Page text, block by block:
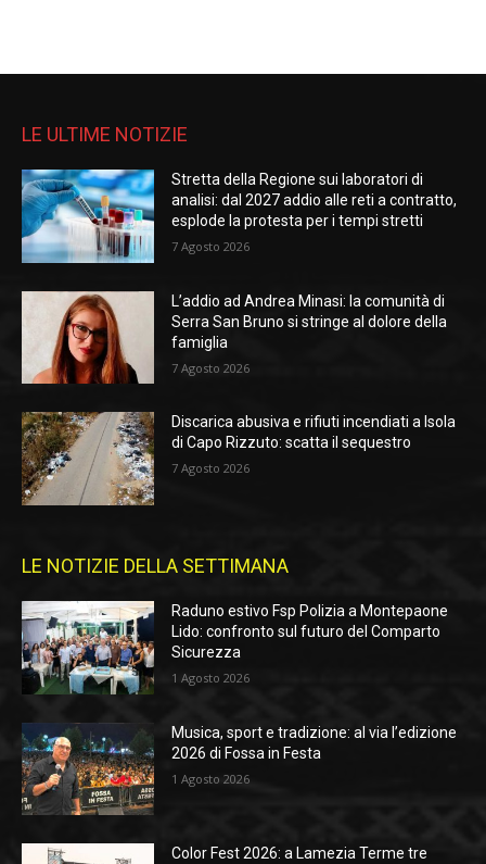
LE ULTIME NOTIZIE
Stretta della Regione sui laboratori di
analisi: dal 2027 addio alle reti a contratto,
esplode la protesta per i tempi stretti
7 Agosto 2026
L’addio ad Andrea Minasi: la comunità di
Serra San Bruno si stringe al dolore della
famiglia
7 Agosto 2026
Discarica abusiva e rifiuti incendiati a Isola
di Capo Rizzuto: scatta il sequestro
7 Agosto 2026
LE NOTIZIE DELLA SETTIMANA
Raduno estivo Fsp Polizia a Montepaone
Lido: confronto sul futuro del Comparto
Sicurezza
1 Agosto 2026
Musica, sport e tradizione: al via l’edizione
2026 di Fossa in Festa
1 Agosto 2026
Color Fest 2026: a Lamezia Terme tre